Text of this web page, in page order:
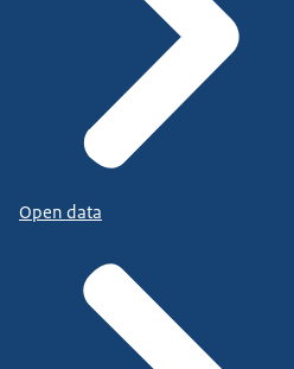
Open data